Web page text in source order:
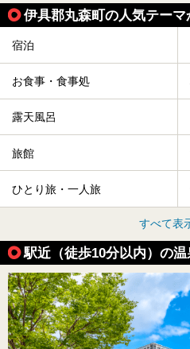
伊具郡丸森町の人気テーマ
宿泊
お食事・食事処
露天風呂
旅館
ひとり旅・一人旅
すべて表
駅近（徒歩10分以内）の